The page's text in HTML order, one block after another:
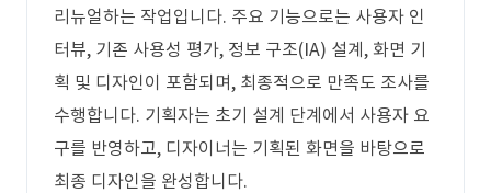
리뉴얼하는 작업입니다. 주요 기능으로는 사용자 인
터뷰, 기존 사용성 평가, 정보 구조(IA) 설계, 화면 기
획 및 디자인이 포함되며, 최종적으로 만족도 조사를
수행합니다. 기획자는 초기 설계 단계에서 사용자 요
구를 반영하고, 디자이너는 기획된 화면을 바탕으로
최종 디자인을 완성합니다.